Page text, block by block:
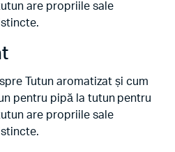
are propriile sale
Tutun aromatizat și cum
pentru pipă la tutun pentru
are propriile sale